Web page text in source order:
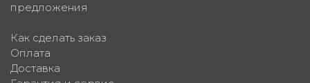
предложения
Как сделать заказ
Оплата
Доставка